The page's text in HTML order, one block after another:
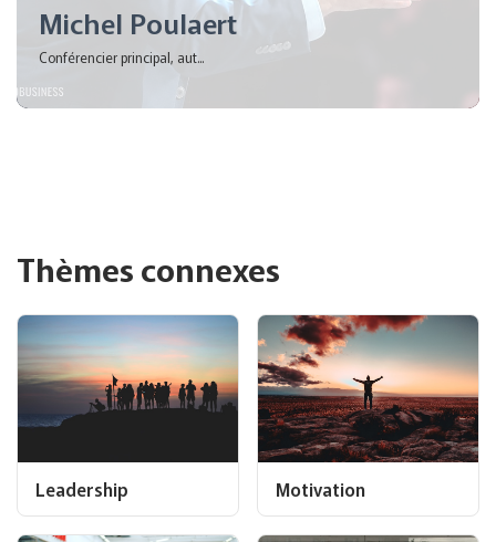
Michel Poulaert
Conférencier principal, aut...
Thèmes connexes
Leadership Motivation